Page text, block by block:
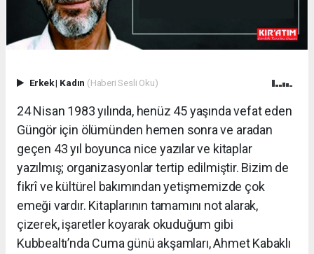
Erkek| Kadın (Haberi Sesli Oku)
24 Nisan 1983 yılında, henüz 45 yaşında vefat eden
Güngör için ölümünden hemen sonra ve aradan
geçen 43 yıl boyunca nice yazılar ve kitaplar
yazılmış; organizasyonlar tertip edilmiştir. Bizim de
fikrî ve kültürel bakımından yetişmemizde çok
emeği vardır. Kitaplarının tamamını not alarak,
çizerek, işaretler koyarak okuduğum gibi
Kubbealtı’nda Cuma günü akşamları, Ahmet Kabaklı